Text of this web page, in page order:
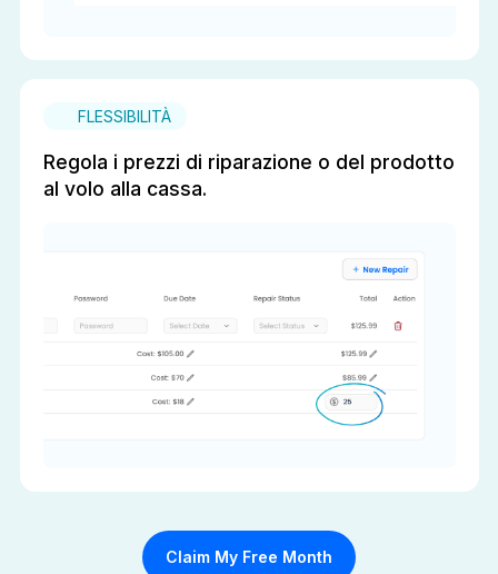
FLESSIBILITÀ
Regola i prezzi di riparazione o del prodotto
al volo alla cassa.
Claim My Free Month